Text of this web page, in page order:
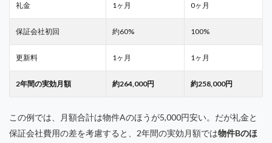
礼金 1ヶ月 0ヶ月
保証会社初回 約60% 100%
更新料 1ヶ月 1ヶ月
2年間の実効月額 約264,000円 約258,000円
この例では、月額合計は物件Aのほうが5,000円安い。だが礼金と
保証会社費用の差を考慮すると、2年間の実効月額では物件Bのほ